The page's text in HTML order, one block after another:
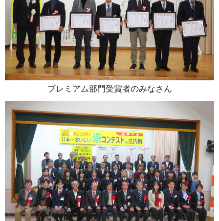
プレミアム部門受賞者のみなさん